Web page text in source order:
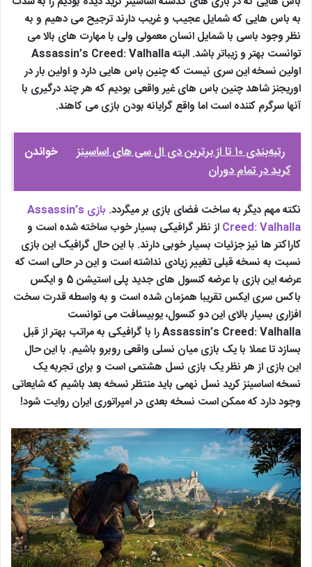
به باس هایی که شمایل عجیب و غریب دارند ترجیح می دهیم و به
نظر وجود باسی با شمایل انسان معمولی ولی با مهارت های بالا می
توانست بهتر و زیباتر باشد. البته Assassin’s Creed: Valhalla
اولین نسخه این سری نیست که چنین باس هایی دارد و اولین بار در
اوریجنز شاهد چنین باس های غیر واقعی بودیم که هر چند درگیری با
آنها سرگرم کننده است اما واقع گرایانه بودن بازی می کاهند.
خواندن
رتبه‌بندی ۱۰ تا از برترین دی ال سی های اساسینز
کرید در تمام دوران
نکته مهم دیگر به ساخت فضای بازی بر میگردد.
بازی Assassin’s
Creed: Valhalla از نظر گرافیکی بسیار خوب ساخته شده است و
کاراکتر ها نیز جزئیات بسیار خوبی دارند. با این حال گرافیک این بازی
نسبت به نسخه قبلی تغییر زیادی نداشته است و این در حالی است که
عرضه این بازی با عرضه کنسول های جدید پلی استیشن 5 و ایکس
باکس سری ایکس تقریبا همزمان شده است و به واسطه قدرت سخت
افزاری بسیار بالای این دو کنسول، یوبیسافت می توانست
Assassin’s Creed: Valhalla را با گرافیکی به مراتب بهتر از قبل
بسازد تا عملا با یک بازی میان نسلی واقعی روبرو باشیم. با این حال
این بازی از هر نظر یک بازی نسل هشتمی است و برای تجربه یک
نسخه اساسینز کرید نسل نهمی باید منتظر نسخه بعد باشیم که شایعاتی
وجود دارد که ممکن است نسخه بعدی در امپراتوری ایران روایت شود!